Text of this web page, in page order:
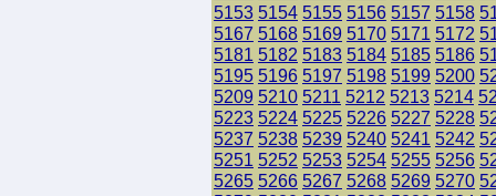
5153 5154 5155 5156 5157 5158
5167 5168 5169 5170 5171 5172
5181 5182 5183 5184 5185 5186
5195 5196 5197 5198 5199 5200
5209 5210 5211 5212 5213 5214
5223 5224 5225 5226 5227 5228
5237 5238 5239 5240 5241 5242
5251 5252 5253 5254 5255 5256
5265 5266 5267 5268 5269 5270